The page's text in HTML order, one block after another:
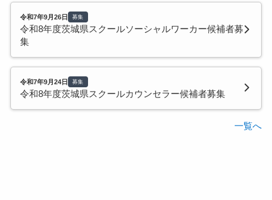
令和7年9月26日 募集
令和8年度茨城県スクールソーシャルワーカー候補者募
集
令和7年9月24日 募集
令和8年度茨城県スクールカウンセラー候補者募集
一覧へ